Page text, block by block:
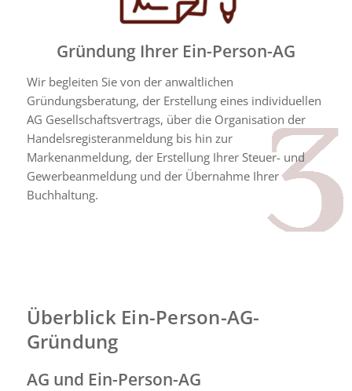
Gründung Ihrer Ein-Person-AG
Wir begleiten Sie von der anwaltlichen
Gründungsberatung, der Erstellung eines individuellen
AG Gesellschaftsvertrags, über die Organisation der
Handelsregisteranmeldung bis hin zur
Markenanmeldung, der Erstellung Ihrer Steuer- und
Gewerbeanmeldung und der Übernahme Ihrer
Buchhaltung.
Überblick Ein-Person-AG-
Gründung
AG und Ein-Person-AG